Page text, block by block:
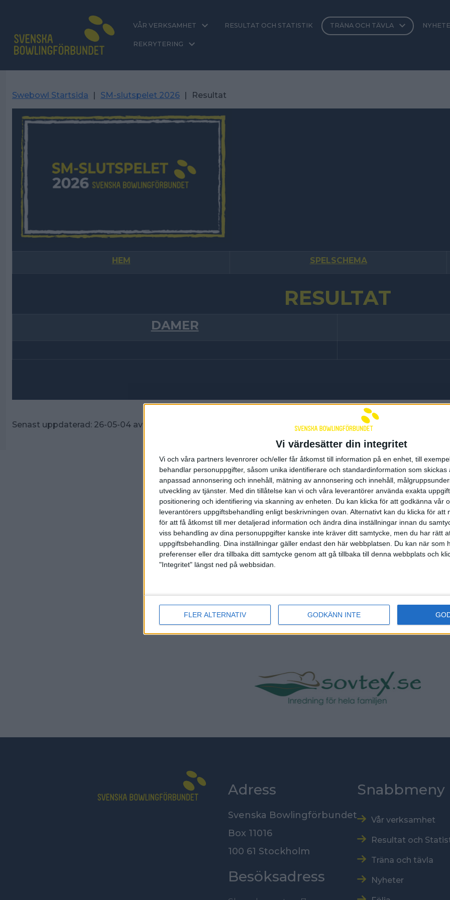
Vi värdesätter din integritet
Vi och våra partners levenrorer och/eller får åtkomst till information på en enhet, till
behandlar personuppgifter, såsom unika identifierare och standardinformation som skickas
anpassad annonsering och innehåll, mätning av annonsering och innehåll,
utveckling av tjänster. Med din tillåtelse kan vi och våra leverantörer använda exakta
positionering och identifiering via skanning av enheten. Du kan klicka för att godkänna vår
leverantörers uppgiftsbehandling enligt beskrivningen ovan. Alternativt kan du klicka för att
för att få åtkomst till mer detaljerad information och ändra dina inställningar innan du
viss behandling av dina personuppgifter kanske inte kräver ditt samtycke, men du har rätt
uppgiftsbehandling. Dina inställningar gäller endast den här webbplatsen. Du kan när som
preferenser eller dra tillbaka ditt samtycke genom att gå tillbaka till denna webbplats och
"Integritet" längst ned på webbsidan.
FLER ALTERNATIV GODKÄNN INTE
VÅR VERKSAMHET RESULTAT OCH STATISTIK TRÄNA OCH TÄVLA
REKRYTERING
Swebowl Startsida | SM-slutspelet 2026 | Resultat
HEM SPELSCHEMA
RESULTAT
DAMER
Senast uppdaterad: 26-05-04 av
Sponsorer och
Här hittar du Svenska Bowlingförbundets medlemsrabatt på
Adress
Svenska Bowlingförbundet
Box 11016
100 61 Stockholm
Besöksadress
Snabbmeny
Vår verksamhet
Resultat och
Träna och tävla
Nyheter